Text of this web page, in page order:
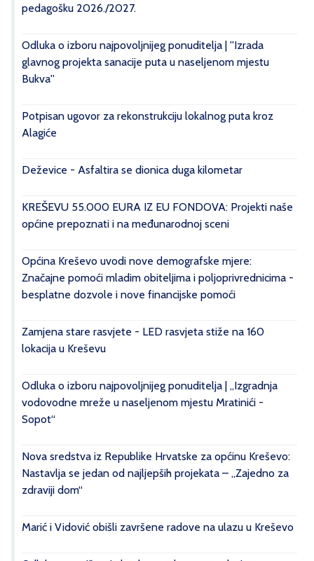
pedagošku 2026./2027.
Odluka o izboru najpovoljnijeg ponuditelja | ''Izrada
glavnog projekta sanacije puta u naseljenom mjestu
Bukva''
Potpisan ugovor za rekonstrukciju lokalnog puta kroz
Alagiće
Deževice - Asfaltira se dionica duga kilometar
KREŠEVU 55.000 EURA IZ EU FONDOVA: Projekti naše
općine prepoznati i na međunarodnoj sceni
Općina Kreševo uvodi nove demografske mjere:
Značajne pomoći mladim obiteljima i poljoprivrednicima -
besplatne dozvole i nove financijske pomoći
Zamjena stare rasvjete - LED rasvjeta stiže na 160
lokacija u Kreševu
Odluka o izboru najpovoljnijeg ponuditelja | „Izgradnja
vodovodne mreže u naseljenom mjestu Mratinići -
Sopot“
Nova sredstva iz Republike Hrvatske za općinu Kreševo:
Nastavlja se jedan od najljepših projekata – „Zajedno za
zdraviji dom“
Marić i Vidović obišli završene radove na ulazu u Kreševo